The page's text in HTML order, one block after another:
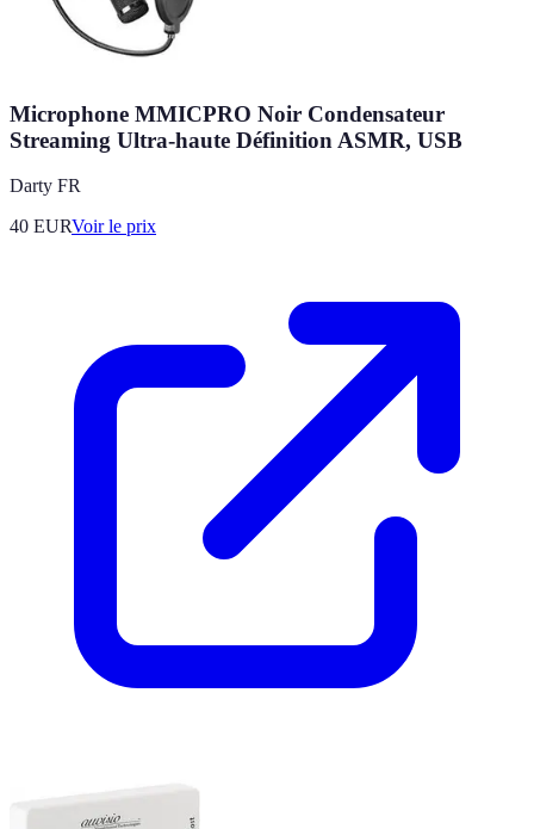
Microphone MMICPRO Noir Condensateur
Streaming Ultra-haute Définition ASMR, USB
Darty FR
40 EURVoir le prix